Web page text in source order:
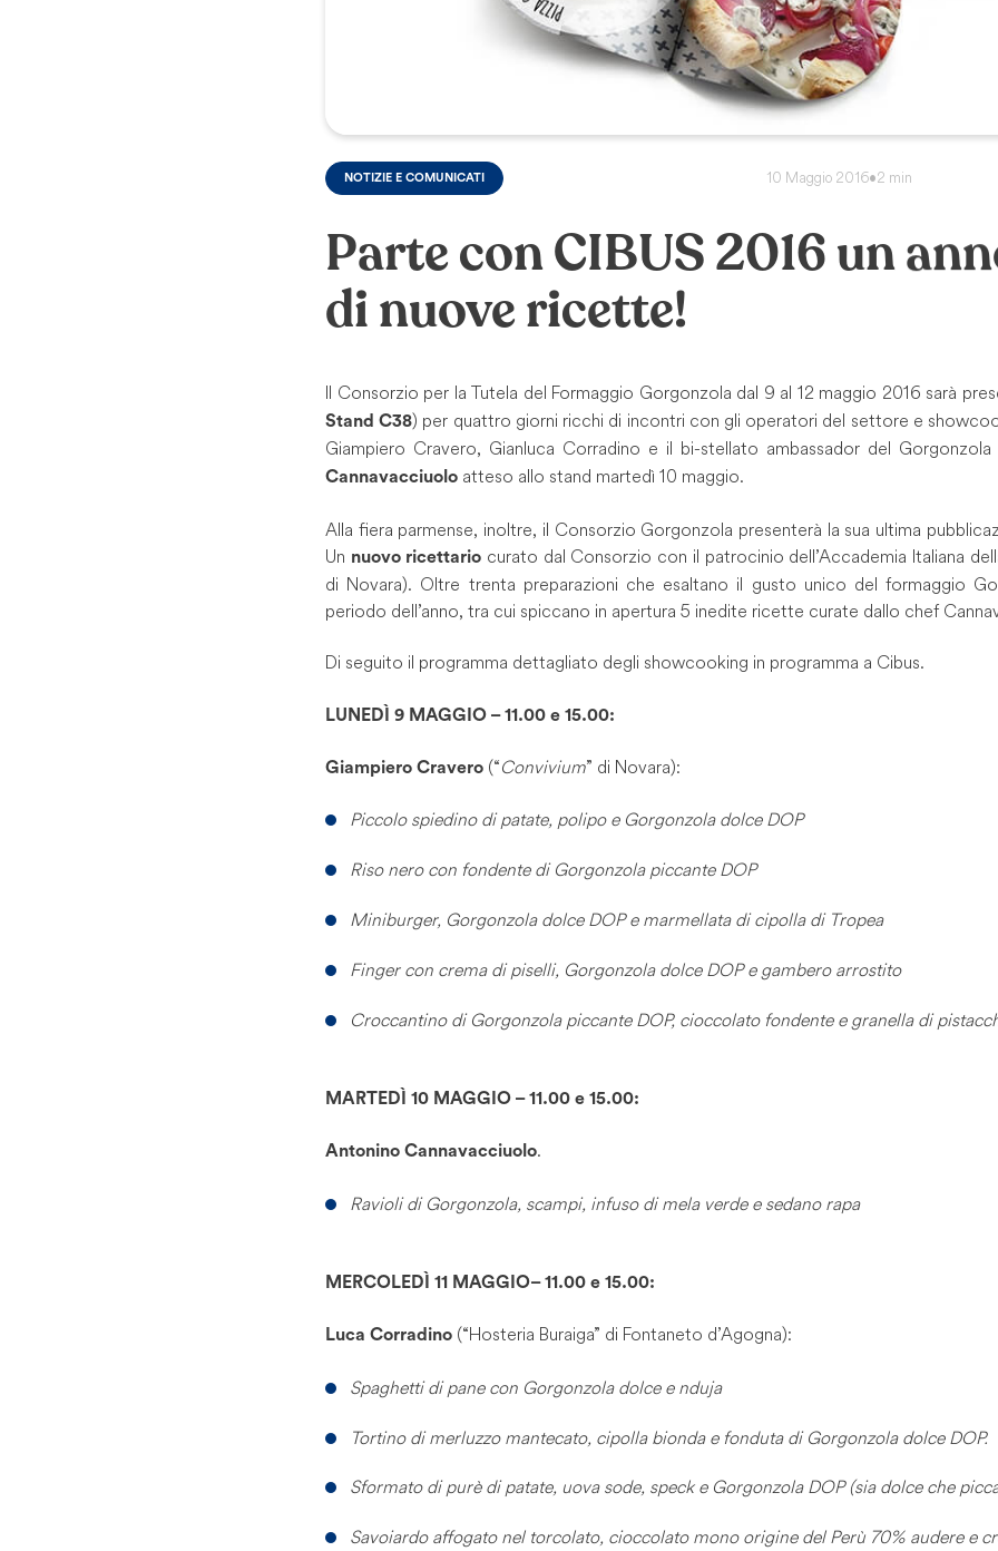
NOTIZIE E COMUNICATI 10 Maggio 2016•2 min
Parte con CIBUS 2016 un
di nuove ricette!
Il Consorzio per la Tutela del Formaggio Gorgonzola dal 9 al 12 maggio 2016 sarà
Stand C38) per quattro giorni ricchi di incontri con gli operatori del settore e
Giampiero Cravero, Gianluca Corradino e il bi-stellato ambassador del
Cannavacciuolo atteso allo stand martedì 10 maggio.
Alla fiera parmense, inoltre, il Consorzio Gorgonzola presenterà la sua ultima
Un nuovo ricettario curato dal Consorzio con il patrocinio dell’Accademia Italiana
di Novara). Oltre trenta preparazioni che esaltano il gusto unico del formaggio
periodo dell’anno, tra cui spiccano in apertura 5 inedite ricette curate dallo chef
Di seguito il programma dettagliato degli showcooking in programma a Cibus.
LUNEDÌ 9 MAGGIO – 11.00 e 15.00:
Giampiero Cravero (“Convivium” di Novara):
Piccolo spiedino di patate, polipo e Gorgonzola dolce DOP
Riso nero con fondente di Gorgonzola piccante DOP
Miniburger, Gorgonzola dolce DOP e marmellata di cipolla di Tropea
Finger con crema di piselli, Gorgonzola dolce DOP e gambero arrostito
Croccantino di Gorgonzola piccante DOP, cioccolato fondente e granella di
MARTEDÌ 10 MAGGIO – 11.00 e 15.00:
Antonino Cannavacciuolo.
Ravioli di Gorgonzola, scampi, infuso di mela verde e sedano rapa
MERCOLEDÌ 11 MAGGIO– 11.00 e 15.00:
Luca Corradino (“Hosteria Buraiga” di Fontaneto d’Agogna):
Spaghetti di pane con Gorgonzola dolce e nduja
Tortino di merluzzo mantecato, cipolla bionda e fonduta di Gorgonzola dolce DOP.
Sformato di purè di patate, uova sode, speck e Gorgonzola DOP (sia dolce che
Savoiardo affogato nel torcolato, cioccolato mono origine del Perù 70% audere e